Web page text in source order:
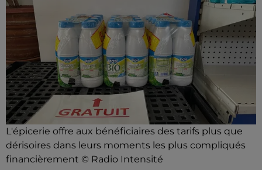
L'épicerie offre aux bénéficiaires des tarifs plus que
dérisoires dans leurs moments les plus compliqués
financièrement © Radio Intensité